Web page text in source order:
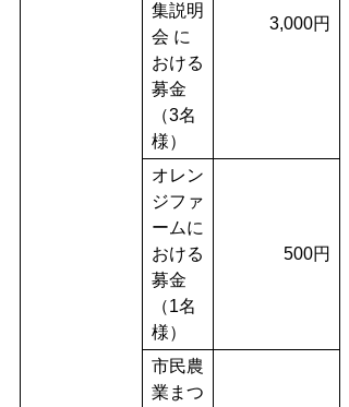
集説明
会 に
おける
募金
（3名
様）
3,000円
オレン
ジファ
ームに
おける
募金
（1名
様）
500円
市民農
業まつ